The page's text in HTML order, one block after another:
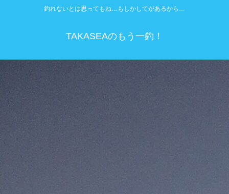
釣れないとは思ってもね…もしかしてがあるから…
TAKASEAのもう一釣！